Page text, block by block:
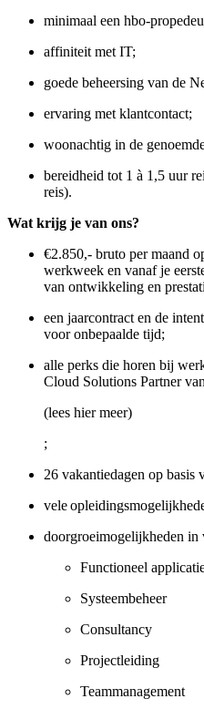
minimaal een hbo-
affiniteit met IT;
goede beheersing van de
ervaring met klantcontact;
woonachtig in de
bereidheid tot 1 à 1,5 uur
reis).
Wat krijg je van ons?
€2.850,- bruto per maand
werkweek en vanaf je
van ontwikkeling en
een jaarcontract en de
voor onbepaalde tijd;
alle perks die horen bij
Cloud Solutions Partner
(lees hier meer)
;
26 vakantiedagen op basis
vele
doorgroeimogelijkheden in
Functioneel
Systeembeheer
Consultancy
Projectleiding
Teammanagement